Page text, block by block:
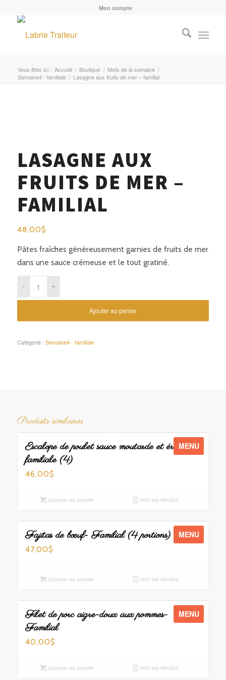
Mon compte
Vous êtes ici : Accueil / Boutique / Mets de la semaine /
Semaine4 - familiale / Lasagne aux fruits de mer – familial
LASAGNE AUX
FRUITS DE MER –
FAMILIAL
48,00$
Pâtes fraîches généreusement garnies de fruits de mer
dans une sauce crémeuse et le tout gratiné.
Ajouter au panier
Catégorie : Semaine4 - familiale
Produits similaires
MENU
Escalope de poulet sauce moutarde et érable –
familiale (4)
46,00$
Ajouter au panier Voir les détails
MENU
Fajitas de bœuf- Familial (4 portions)
47,00$
Ajouter au panier Voir les détails
MENU
Filet de porc aigre-doux aux pommes-
Familial
40,00$
Ajouter au panier Voir les détails